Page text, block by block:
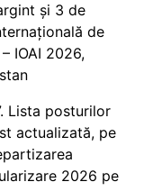
și 3 de
de
IOAI 2026,
Lista posturilor
actualizată, pe
2026 pe